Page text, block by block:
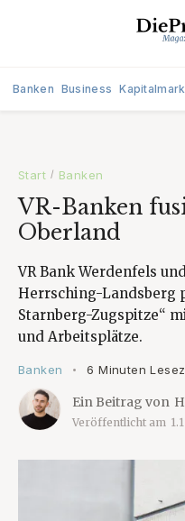
Banken Business
Start / Banken
VR-Banken
Oberland
VR Bank Werdenfels
Herrsching-Landsberg
Starnberg-Zugspitze“
und Arbeitsplätze.
Banken • 6 Minuten
Ein Beitrag von
Veröffentlicht am